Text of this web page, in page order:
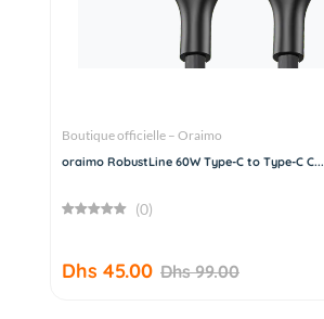
Boutique officielle – Oraimo
oraimo RobustLine 60W Type-C to Type-C C...
(0)
Dhs 45.00 Dhs 99.00